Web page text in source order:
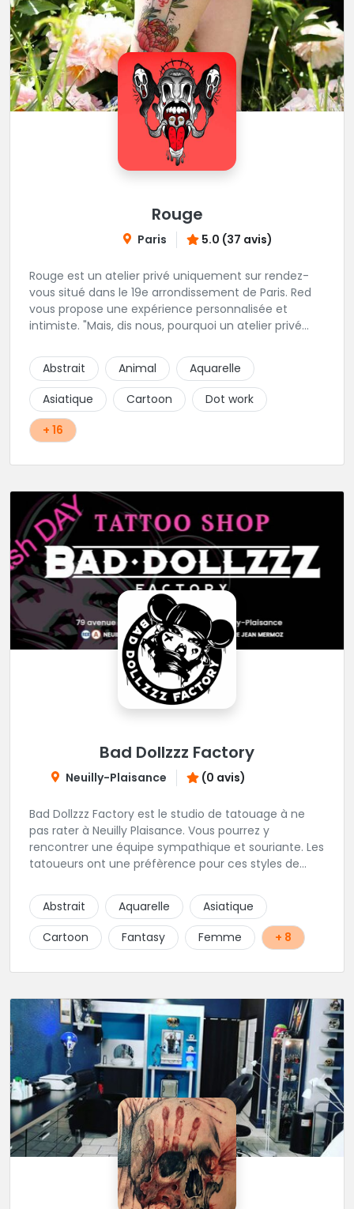
Rouge
Paris 5.0 (37 avis)
Rouge est un atelier privé uniquement sur rendez-
vous situé dans le 19e arrondissement de Paris. Red
vous propose une expérience personnalisée et
intimiste. "Mais, dis nous, pourquoi un atelier privé
qualité de service à tous les tatoué(e)s. L'intérêt est
de prendre son temps, faire les bons choix, et
toujours se donner à 1000 %. Sans oublier, une
hygiène irréprochable. La bonne humeur, l'échange,
le respect, faire un travail personnalisé et toujours de
qualité, sont les mots d'ordre dans cet atelier. " Si
Abstrait Animal
Aquarelle
Asiatique
Cartoon
Dot work
+ 16
Bad Dollzzz Factory
Neuilly-Plaisance (0 avis)
Bad Dollzzz Factory est le studio de tatouage à ne
pas rater à Neuilly Plaisance. Vous pourrez y
rencontrer une équipe sympathique et souriante. Les
tatoueurs ont une préfèrence pour ces styles de
culture et traits fins. Foncez !
Abstrait Aquarelle
Asiatique
Cartoon
Fantasy Femme + 8